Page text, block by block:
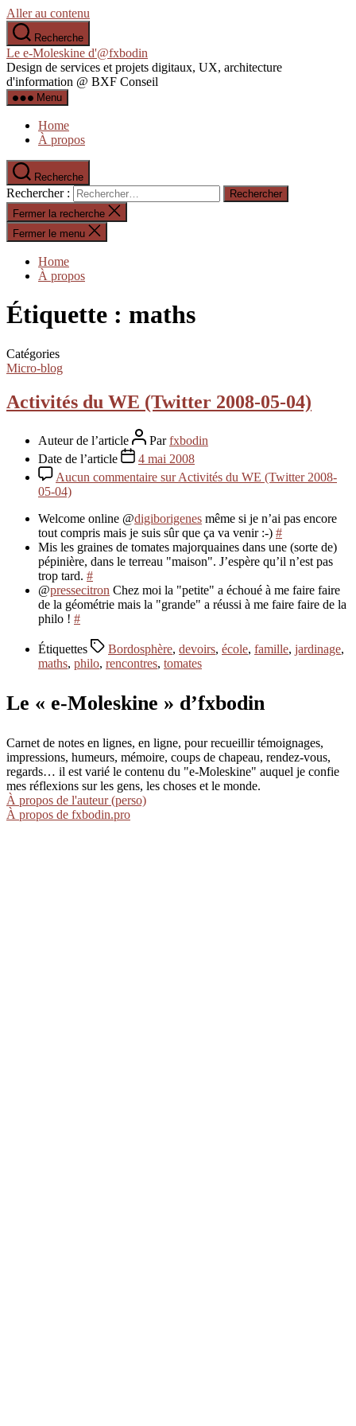
Aller au contenu
Recherche
Le e-Moleskine d'@fxbodin
Design de services et projets digitaux, UX, architecture
d'information @ BXF Conseil
Menu
Home
À propos
Recherche
Rechercher :
Fermer la recherche
Fermer le menu
Home
À propos
Étiquette : maths
Catégories
Micro-blog
Activités du WE (Twitter 2008-05-04)
Auteur de l’article Parfxbodin
Date de l’article
4 mai 2008
Aucun commentaire sur Activités du WE (Twitter 2008-
05-04)
Welcome online @digiborigenes même si je n’ai pas encore
tout compris mais je suis sûr que ça va venir :-) #
Mis les graines de tomates majorquaines dans une (sorte de)
pépinière, dans le terreau "maison". J’espère qu’il n’est pas
trop tard. #
@pressecitron Chez moi la "petite" a échoué à me faire faire
de la géométrie mais la "grande" a réussi à me faire faire de la
philo ! #
Étiquettes Bordosphère, devoirs, école, famille, jardinage,
maths, philo, rencontres, tomates
Le « e-Moleskine » d’fxbodin
Carnet de notes en lignes, en ligne, pour recueillir témoignages,
impressions, humeurs, mémoire, coups de chapeau, rendez-vous,
regards… il est varié le contenu du "e-Moleskine" auquel je confie
mes réflexions sur les gens, les choses et le monde.
À propos de l'auteur (perso)
À propos de fxbodin.pro